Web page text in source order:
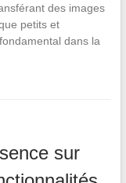
des images
petits et
dans la
sur